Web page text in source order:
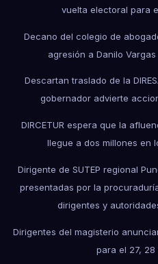
vuelta electoral para
Decano del colegio de
agresión a Danilo
Descartan traslado de la
gobernador advierte
DIRCETUR espera que la
llegue a dos millones en
Dirigente de SUTEP regional
presentadas por la
dirigentes y
Dirigentes del magisterio
para el 27,